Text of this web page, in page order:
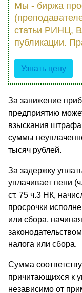
Мы - биржа
статьи РИНЦ,
публикации.
Узнать цену
За занижение
предприятию
взыскания штрафа
суммы
тысяч рублей.
За задержку
уплачивает пени
ст. 75 ч.3 НК,
просрочки
или сбора,
налога или сбора.
Сумма
причитающихся к
независимо от